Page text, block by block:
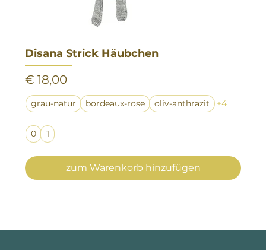
Disana Strick Häubchen
Preis
€ 18,00
grau-natur bordeaux-rose oliv-anthrazit +4
0 1
zum Warenkorb hinzufügen